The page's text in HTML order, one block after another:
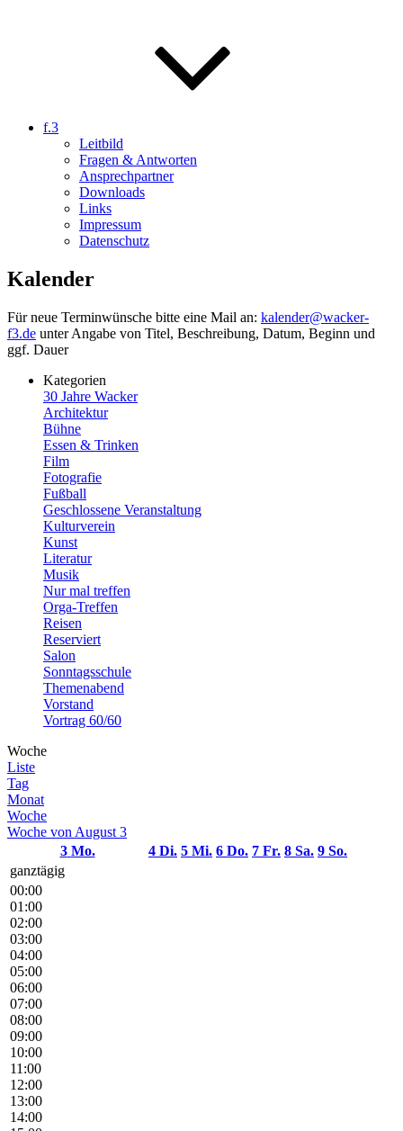
f.3
Leitbild
Fragen & Antworten
Ansprechpartner
Downloads
Links
Impressum
Datenschutz
Kalender
Für neue Terminwünsche bitte eine Mail an: kalender@wacker-
f3.de unter Angabe von Titel, Beschreibung, Datum, Beginn und
ggf. Dauer
Kategorien
30 Jahre Wacker
Architektur
Bühne
Essen & Trinken
Film
Fotografie
Fußball
Geschlossene Veranstaltung
Kulturverein
Kunst
Literatur
Musik
Nur mal treffen
Orga-Treffen
Reisen
Reserviert
Salon
Sonntagsschule
Themenabend
Vorstand
Vortrag 60/60
Woche
Liste
Tag
Monat
Woche
Woche von August 3
3 Mo. 4 Di. 5 Mi. 6 Do. 7 Fr. 8 Sa. 9 So.
ganztägig
00:00
01:00
02:00
03:00
04:00
05:00
06:00
07:00
08:00
09:00
10:00
11:00
12:00
13:00
14:00